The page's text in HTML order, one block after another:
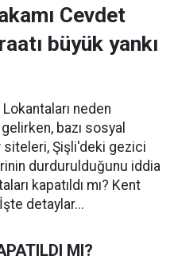
Cevdet
büyük yankı
neden
bazı sosyal
siteleri, Şişli'deki gezici
durdurulduğunu iddia
kapatıldı mı? Kent
detaylar...
MI?